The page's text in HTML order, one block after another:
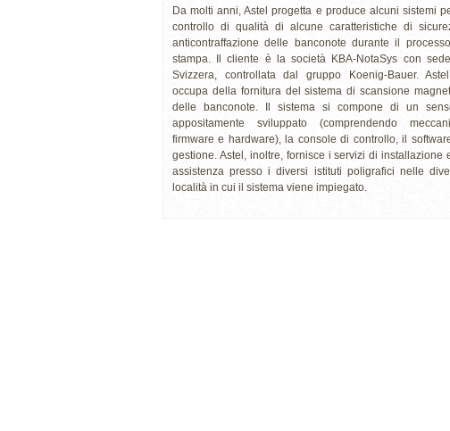
Da molti anni, Astel progetta e produce alcuni sistemi
controllo di qualità di alcune caratteristiche di
anticontraffazione delle banconote durante il
stampa. Il cliente è la società KBA-NotaSys con
Svizzera, controllata dal gruppo Koenig-Bauer.
occupa della fornitura del sistema di scansione
delle banconote. Il sistema si compone di un
appositamente sviluppato (comprendendo
firmware e hardware), la console di controllo, il
gestione. Astel, inoltre, fornisce i servizi di installazione
assistenza presso i diversi istituti poligrafici nelle
località in cui il sistema viene impiegato.